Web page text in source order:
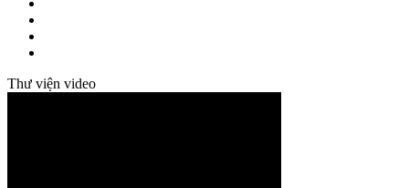
Thư viện video